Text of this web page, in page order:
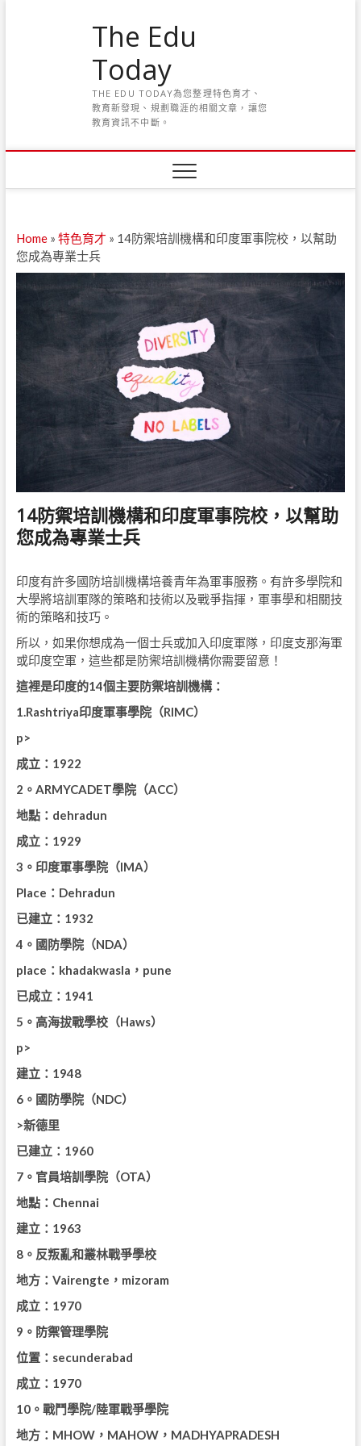
n
e
The Edu
Today
THE EDU TODAY為您整理特色育才、
教育新發現、規劃職涯的相關文章，讓您
教育資訊不中斷。
Home» 特色育才 » 14防禦培訓機構和印度軍事院校，以幫助
您成為專業士兵
14防禦培訓機構和印度軍事院校，以幫助
您成為專業士兵
印度有許多國防培訓機構培養青年為軍事服務。有許多學院和
大學將培訓軍隊的策略和技術以及戰爭指揮，軍事學和相關技
術的策略和技巧。
所以，如果你想成為一個士兵或加入印度軍隊，印度支那海軍
或印度空軍，這些都是防禦培訓機構你需要留意！
這裡是印度的14個主要防禦培訓機構：
1.Rashtriya印度軍事學院（RIMC）
p>
成立：1922
2。ARMYCADET學院（ACC）
地點：dehradun
成立：1929
3。印度軍事學院（IMA）
Place：Dehradun
已建立：1932
4。國防學院（NDA）
place：khadakwasla，pune
已成立：1941
5。高海拔戰學校（Haws）
p>
建立：1948
6。國防學院（NDC）
>新德里
已建立：1960
7。官員培訓學院（OTA）
地點：Chennai
建立：1963
8。反叛亂和叢林戰爭學校
地方：Vairengte，mizoram
成立：1970
9。防禦管理學院
位置：secunderabad
成立：1970
10。戰鬥學院/陸軍戰爭學院
地方：MHOW，MAHOW，MADHYAPRADESH